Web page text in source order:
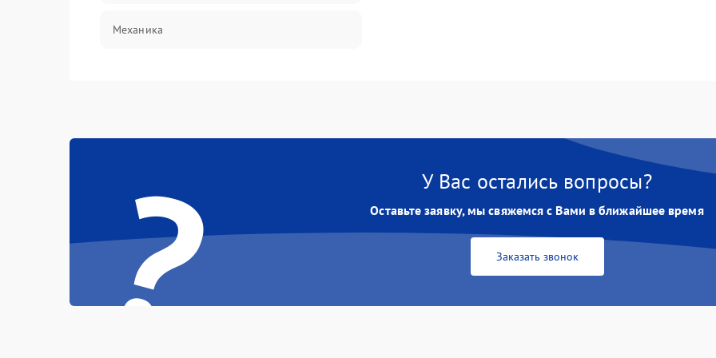
Механика
? У Вас остались вопросы?
Оставьте заявку, мы свяжемся с Вами в ближайшее время
Заказать звонок